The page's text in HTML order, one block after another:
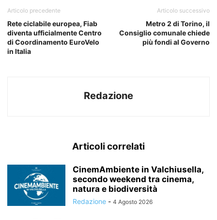
Articolo precedente
Rete ciclabile europea, Fiab
diventa ufficialmente Centro
di Coordinamento EuroVelo
in Italia
Articolo successivo
Metro 2 di Torino, il
Consiglio comunale chiede
più fondi al Governo
Redazione
Articoli correlati
CinemAmbiente in Valchiusella,
secondo weekend tra cinema,
natura e biodiversità
Redazione - 4 Agosto 2026